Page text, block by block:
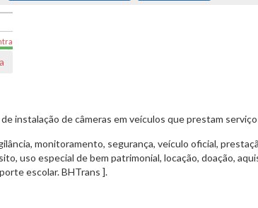
instalação de câmeras em veículos que prestam
monitoramento, segurança, veículo oficial,
uso especial de bem patrimonial, locação, doação,
escolar. BHTrans ].